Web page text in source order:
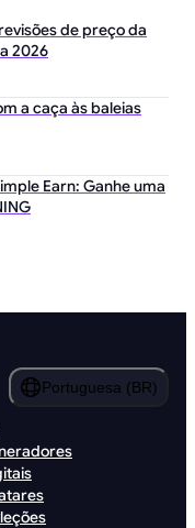
de preço da
2026
a caça às baleias
Earn: Ganhe uma
Portuguesa (BR)